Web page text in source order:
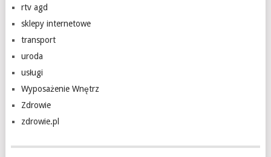
rtv agd
sklepy internetowe
transport
uroda
usługi
Wyposażenie Wnętrz
Zdrowie
zdrowie.pl